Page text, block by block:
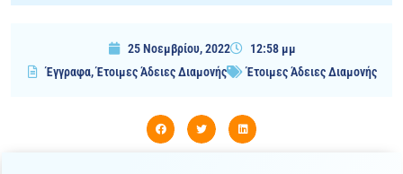
25 Νοεμβρίου, 2022
12:58 μμ
Έγγραφα,Έτοιμες Άδειες Διαμονής Έτοιμες Άδειες Διαμονής